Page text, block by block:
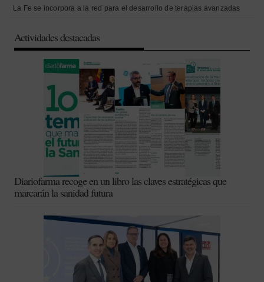
La Fe se incorpora a la red para el desarrollo de terapias avanzadas
Actividades destacadas
Diariofarma recoge en un libro las claves estratégicas que
marcarán la sanidad futura